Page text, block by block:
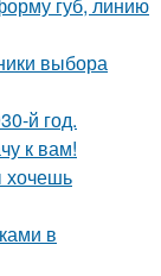
губ, линию
выбора
й год.
к вам!
хочешь
в